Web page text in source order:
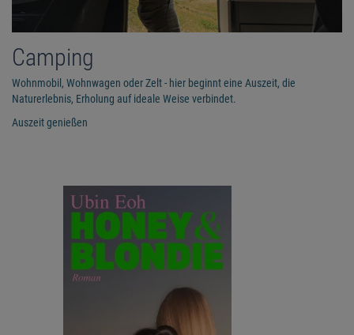
Camping
Wohnmobil, Wohnwagen oder Zelt - hier beginnt eine Auszeit, die
Naturerlebnis, Erholung auf ideale Weise verbindet.
Auszeit genießen